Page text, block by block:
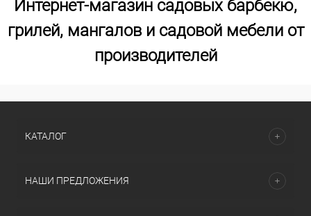
Интернет-магазин садовых барбекю,
грилей, мангалов и садовой мебели от
производителей
КАТАЛОГ
НАШИ ПРЕДЛОЖЕНИЯ